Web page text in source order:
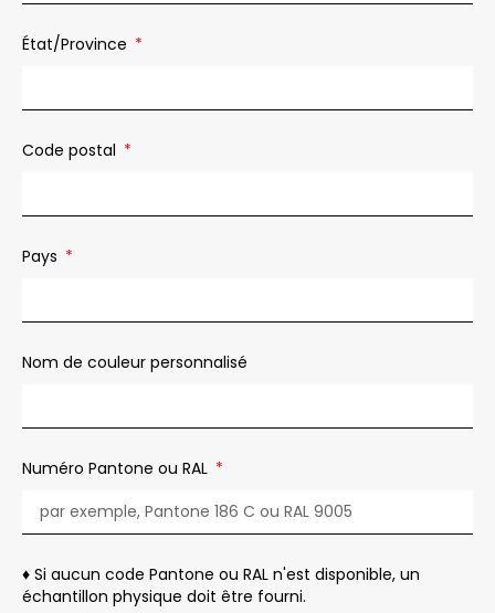
État/Province
Code postal
Pays
Nom de couleur personnalisé
Numéro Pantone ou RAL
♦️ Si aucun code Pantone ou RAL n'est disponible, un
échantillon physique doit être fourni.